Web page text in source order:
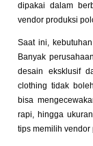
dipakai dalam
vendor produksi
Saat ini,
Banyak
desain eksklusif
clothing tidak
bisa
rapi, hingga
tips memilih